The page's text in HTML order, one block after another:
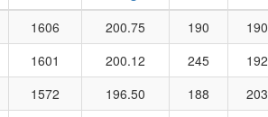
1606 200.75 190 190
1601 200.12 245 192
1572 196.50 188 203